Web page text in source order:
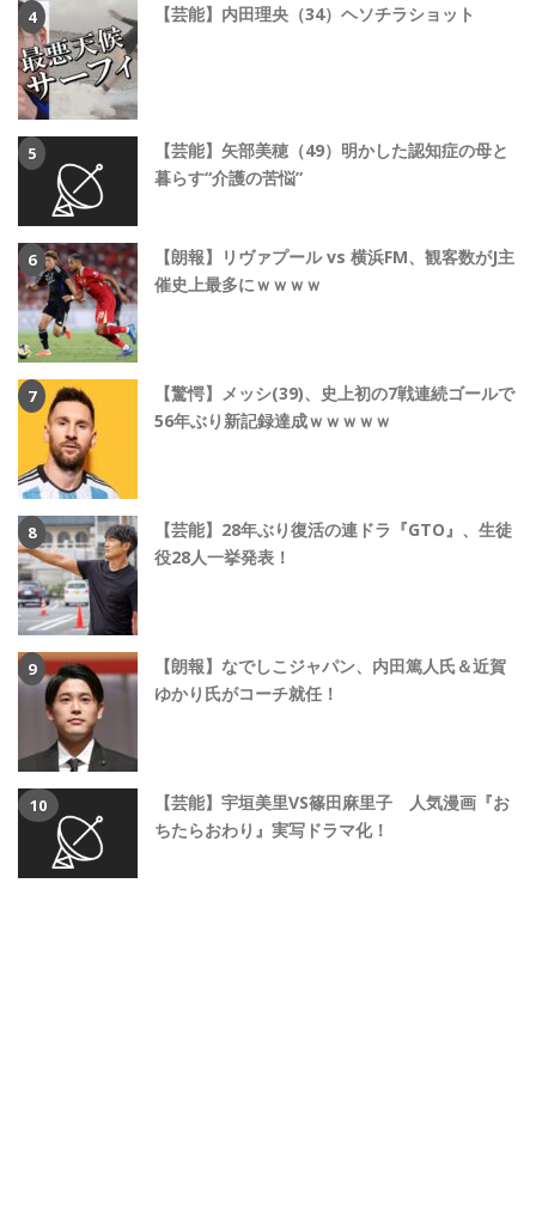
【芸能】内田理央（34）ヘソチラショット
【芸能】矢部美穂（49）明かした認知症の母と
暮らす“介護の苦悩”
【朗報】リヴァプール vs 横浜FM、観客数がJ主
催史上最多にｗｗｗｗ
【驚愕】メッシ(39)、史上初の7戦連続ゴールで
56年ぶり新記録達成ｗｗｗｗｗ
【芸能】28年ぶり復活の連ドラ『GTO』、生徒
役28人一挙発表！
【朗報】なでしこジャパン、内田篤人氏＆近賀
ゆかり氏がコーチ就任！
【芸能】宇垣美里VS篠田麻里子 人気漫画『お
ちたらおわり』実写ドラマ化！